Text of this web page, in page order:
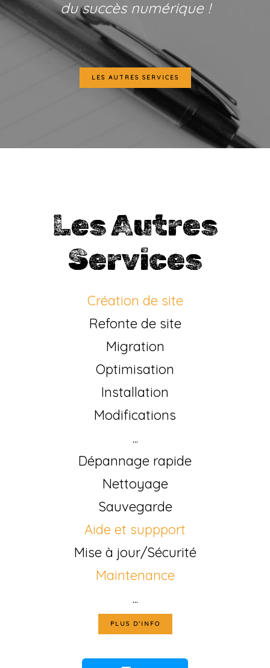
du succès numérique !
LES AUTRES SERVICES
Les Autres
Services
Création de site
Refonte de site
Migration
Optimisation
Installation
Modifications
...
Dépannage rapide
Nettoyage
Sauvegarde
Aide et suppport
Mise à jour/Sécurité
Maintenance
...
PLUS D'INFO